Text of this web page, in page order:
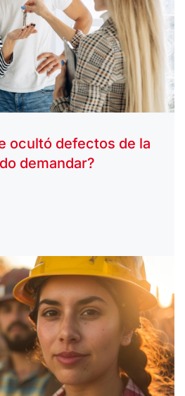
ocultó defectos de la
demandar?